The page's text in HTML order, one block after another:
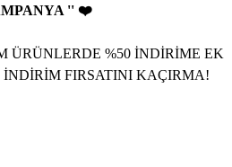
'' ❤️
%50 İNDİRİME EK
İNDİRİM FIRSATINI KAÇIRMA!